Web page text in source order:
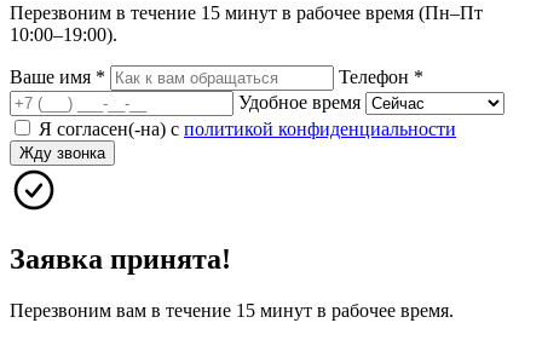
Перезвоним в течение 15 минут в рабочее время (Пн–Пт
10:00–19:00).
Ваше имя * Телефон *
Удобное время
Я согласен(-на) с политикой конфиденциальности
Жду звонка
Заявка принята!
Перезвоним вам в течение 15 минут в рабочее время.